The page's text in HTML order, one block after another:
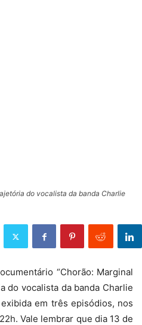
do vocalista da banda Charlie
“Chorão: Marginal
do vocalista da banda Charlie
em três episódios, nos
Vale lembrar que dia 13 de